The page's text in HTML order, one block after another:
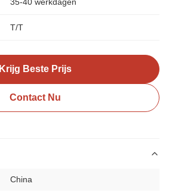
T/T
Krijg Beste Prijs
Contact Nu
China